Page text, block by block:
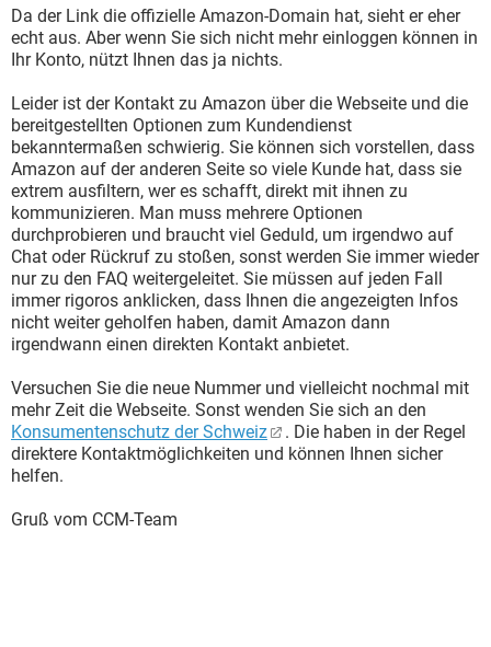
Da der Link die offizielle Amazon-Domain hat, sieht er eher
echt aus. Aber wenn Sie sich nicht mehr einloggen können in
Ihr Konto, nützt Ihnen das ja nichts.
Leider ist der Kontakt zu Amazon über die Webseite und die
bereitgestellten Optionen zum Kundendienst
bekanntermaßen schwierig. Sie können sich vorstellen, dass
Amazon auf der anderen Seite so viele Kunde hat, dass sie
extrem ausfiltern, wer es schafft, direkt mit ihnen zu
kommunizieren. Man muss mehrere Optionen
durchprobieren und braucht viel Geduld, um irgendwo auf
Chat oder Rückruf zu stoßen, sonst werden Sie immer wieder
nur zu den FAQ weitergeleitet. Sie müssen auf jeden Fall
immer rigoros anklicken, dass Ihnen die angezeigten Infos
nicht weiter geholfen haben, damit Amazon dann
irgendwann einen direkten Kontakt anbietet.
Versuchen Sie die neue Nummer und vielleicht nochmal mit
mehr Zeit die Webseite. Sonst wenden Sie sich an den
Konsumentenschutz der Schweiz
. Die haben in der Regel
direktere Kontaktmöglichkeiten und können Ihnen sicher
helfen.
Gruß vom CCM-Team